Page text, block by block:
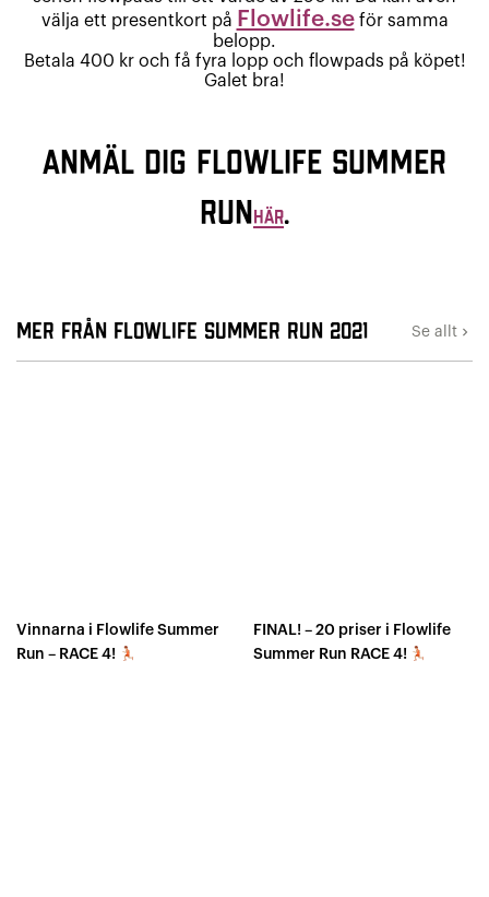
välja ett presentkort på Flowlife.seför samma
belopp.
Betala 400 kr och få fyra lopp och flowpads på köpet!
Galet bra!
Anmäl dig Flowlife Summer
RunHÄR.
Mer från Flowlife Summer Run 2021 Se allt keyboard_arrow_right
Vinnarna i Flowlife Summer
Run – RACE 4!
FINAL! – 20 priser i Flowlife
Summer Run RACE 4!